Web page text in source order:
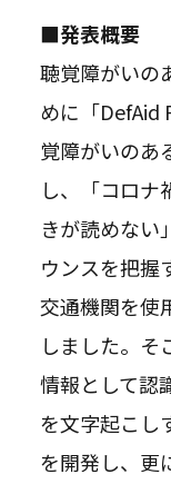
■発表概要
聴覚障がいの
めに「DefAid
覚障がいのあ
し、「コロナ
きが読めない
ウンスを把握
交通機関を使
しました。そ
情報として認
を文字起こし
を開発し、更